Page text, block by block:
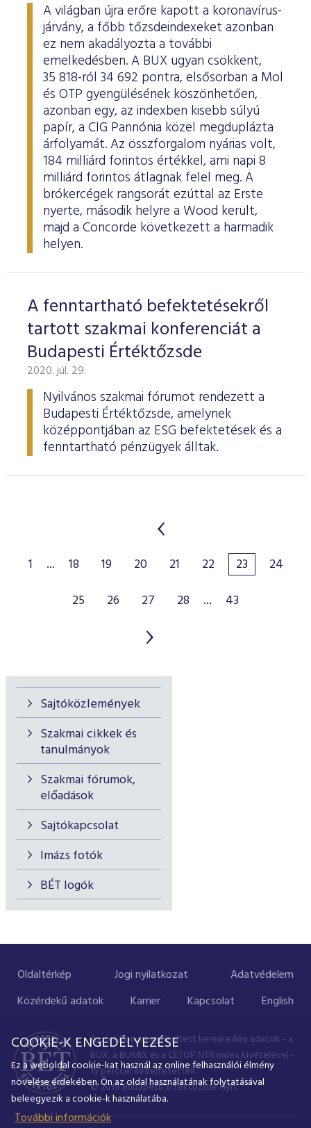
Sajtóközlemények
Szakmai cikkek és
tanulmányok
Szakmai fórumok,
előadások
Sajtókapcsolat
Imázs fotók
BÉT logók
A világban újra erőre kapott a koronavírus-
járvány, a főbb tőzsdeindexeket azonban
ez nem akadályozta a további
emelkedésben. A BUX ugyan csökkent,
35 818-ról 34 692 pontra, elsősorban a Mol
és OTP gyengülésének köszönhetően,
azonban egy, az indexben kisebb súlyú
papír, a CIG Pannónia közel megduplázta
árfolyamát. Az összforgalom nyárias volt,
184 milliárd forintos értékkel, ami napi 8
milliárd forintos átlagnak felel meg. A
brókercégek rangsorát ezúttal az Erste
nyerte, második helyre a Wood került,
majd a Concorde következett a harmadik
helyen.
A fenntartható befektetésekről
tartott szakmai konferenciát a
Budapesti Értéktőzsde
2020. júl. 29.
Nyilvános szakmai fórumot rendezett a
Budapesti Értéktőzsde, amelynek
középpontjában az ESG befektetések és a
fenntartható pénzügyek álltak.
1 ... 18 19 20 21 22 23
24
25
26 27 28 ... 43
Oldaltérkép Jogi nyilatkozat
Adatvédelem
Közérdekű adatok
Karrier Kapcsolat English
A portálon megjelenített kereskedési adatok - a
BUX, a BUMIX és a CETOP NTR index kivételével -
15 perccel késleltetettek.
© 2019 Budapesti Értéktőzsde Nyrt.
COOKIE-K ENGEDÉLYEZÉSE
Ez a weboldal cookie-kat használ az online felhasználói élmény
növelése érdekében. Ön az oldal használatának folytatásával
beleegyezik a cookie-k használatába.
További információk